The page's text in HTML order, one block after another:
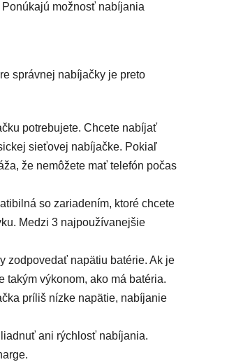
možnosť nabíjania
správnej nabíjačky je preto
potrebujete. Chcete nabíjať
sieťovej nabíjačke. Pokiaľ
že nemôžete mať telefón počas
so zariadením, ktoré chcete
Medzi 3 najpoužívanejšie
zodpovedať napätiu batérie. Ak je
výkonom, ako má batéria.
príliš nízke napätie, nabíjanie
ani rýchlosť nabíjania.